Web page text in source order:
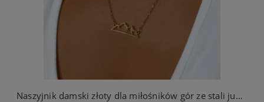
Naszyjnik damski złoty dla miłośników gór ze stali jubilerskiej